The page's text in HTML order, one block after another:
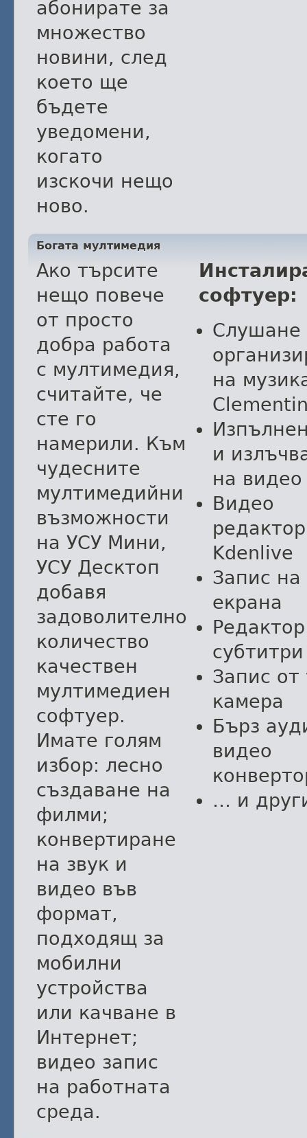
абонирате за
множество
новини, след
което ще
бъдете
уведомени,
когато
изскочи нещо
ново.
Богата мултимедия
Ако търсите
нещо повече
от просто
добра работа
с мултимедия,
считайте, че
сте го
намерили. Към
чудесните
мултимедийни
възможности
на УСУ Мини,
УСУ Десктоп
добавя
задоволително
количество
качествен
мултимедиен
софтуер.
Имате голям
избор: лесно
създаване на
филми;
конвертиране
на звук и
видео във
формат,
подходящ за
мобилни
устройства
или качване в
Интернет;
видео запис
на работната
среда.
софтуер:
Слушане
на
и
на видео
Видео
редактор
Kdenlive
Запис на
екрана
субтитри
Запис от
камера
Бърз
видео
… и